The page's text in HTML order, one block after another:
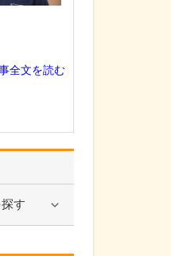
す
全文を読む